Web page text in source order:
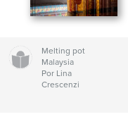
Melting pot
Malaysia
Por Lina
Crescenzi